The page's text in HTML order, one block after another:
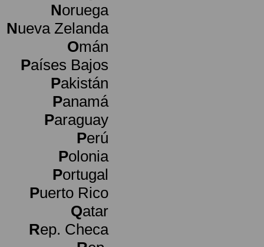
Noruega
Nueva Zelanda
Omán
Países Bajos
Pakistán
Panamá
Paraguay
Perú
Polonia
Portugal
Puerto Rico
Qatar
Rep. Checa